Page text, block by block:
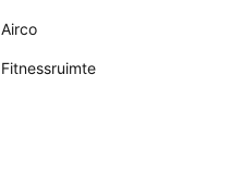
Airco
Fitnessruimte